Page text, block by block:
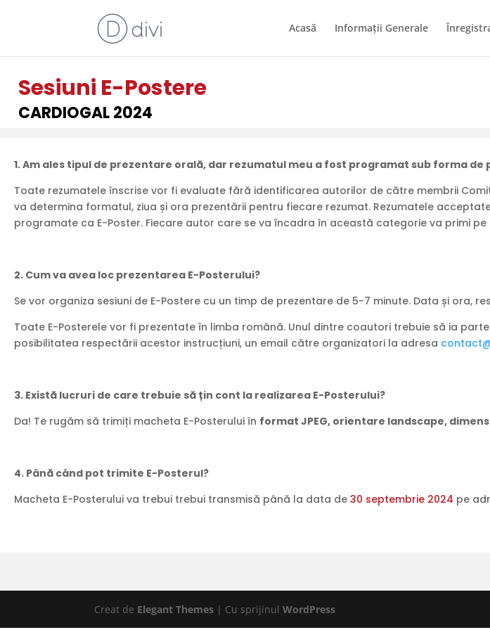
Acasă Informații Generale
Sesiuni E-Postere
CARDIOGAL 2024
1.Am ales tipul de prezentare orală, dar rezumatul meu a fost programat sub forma de
Toate rezumatele înscrise vor fi evaluate fără identificarea autorilor de către membrii
va determina formatul, ziua și ora prezentării pentru fiecare rezumat. Rezumatele
programate ca E-Poster. Fiecare autor care se va încadra în această categorie va primi pe
2. Cum va avea loc prezentarea E-Posterului?
Se vor organiza sesiuni de E-Postere cu un timp de prezentare de 5-7 minute. Data și
Toate E-Posterele vor fi prezentate în limba română. Unul dintre coautori trebuie să ia
posibilitatea respectării acestor instrucțiuni, un email către organizatori la adresa
3. Există lucruri de care trebuie să țin cont la realizarea E-Posterului?
Da! Te rugăm să trimiți macheta E-Posterului în format JPEG, orientare landscape,
4. Până când pot trimite E-Posterul?
Macheta E-Posterului va trebui trebui transmisă până la data de 30 septembrie 2024 pe
Creat de Elegant Themes | Cu sprijinulWordPress